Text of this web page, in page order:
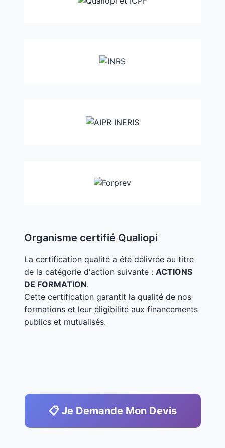
Organisme certifié Qualiopi
La certification qualité a été délivrée au titre
de la catégorie d'action suivante : ACTIONS
DE FORMATION.
Cette certification garantit la qualité de nos
formations et leur éligibilité aux financements
publics et mutualisés.
📋 Je Demande Mon Devis